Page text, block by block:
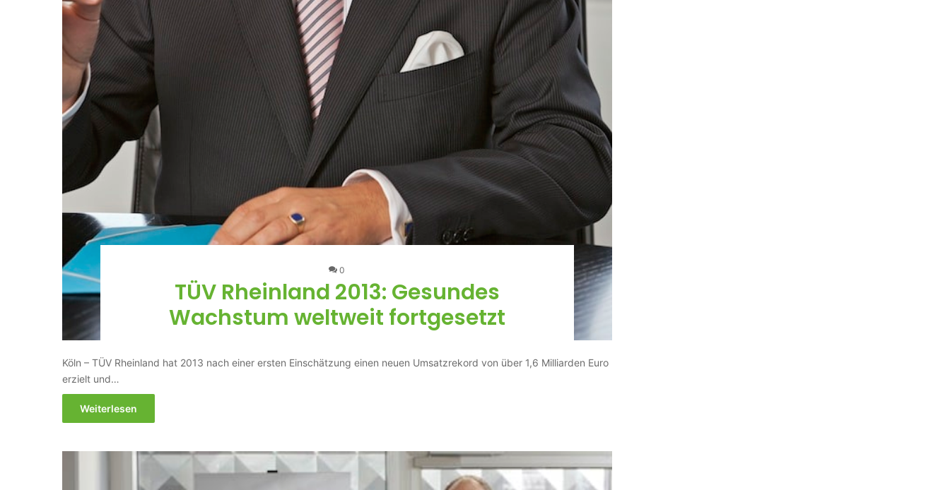
0
TÜV Rheinland 2013: Gesundes
Wachstum weltweit fortgesetzt
Köln – TÜV Rheinland hat 2013 nach einer ersten Einschätzung einen neuen Umsatzrekord von über 1,6 Milliarden Euro
erzielt und…
Weiterlesen